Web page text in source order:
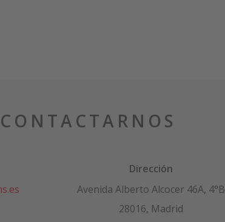
Dirección
Avenida Alberto Alcocer 46A, 4°B
28016, Madrid